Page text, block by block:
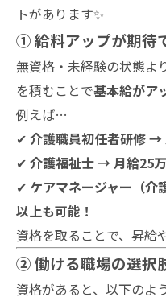
トがあります✨
① 給料アップが期待
無資格・未経験の状態よ
を積むことで基本給がア
例えば…
✔ 介護職員初任者研修 →
✔ 介護福祉士 → 月給25
✔ ケアマネージャー（
以上も可能！
資格を取ることで、昇給
② 働ける職場の選択
資格があると、以下のよ